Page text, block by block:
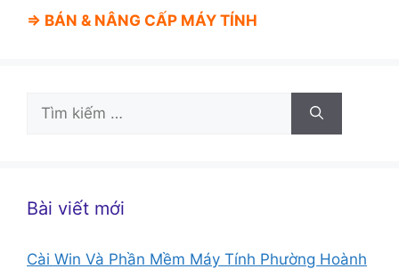
⇒ BÁN & NÂNG CẤP MÁY TÍNH
Tìm
kiếm
Bài viết mới
Cài Win Và Phần Mềm Máy Tính Phường Hoành